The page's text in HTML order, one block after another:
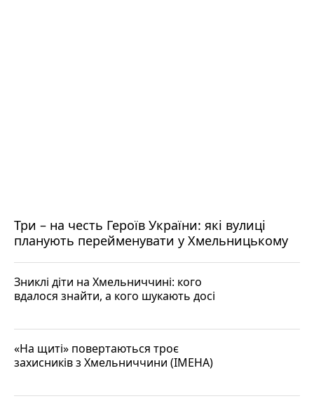
Три – на честь Героїв України: які вулиці
планують перейменувати у Хмельницькому
Зниклі діти на Хмельниччині: кого
вдалося знайти, а кого шукають досі
«На щиті» повертаються троє
захисників з Хмельниччини (ІМЕНА)